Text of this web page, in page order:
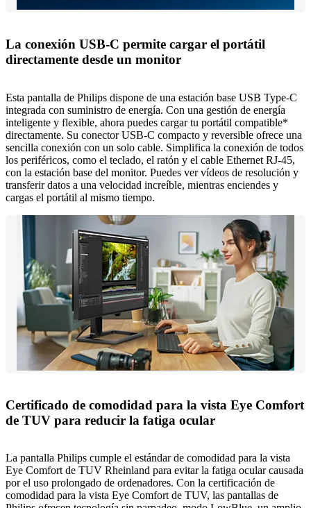
La conexión USB-C permite cargar el portátil
directamente desde un monitor
Esta pantalla de Philips dispone de una estación base USB Type-C
integrada con suministro de energía. Con una gestión de energía
inteligente y flexible, ahora puedes cargar tu portátil compatible*
directamente. Su conector USB-C compacto y reversible ofrece una
sencilla conexión con un solo cable. Simplifica la conexión de todos
los periféricos, como el teclado, el ratón y el cable Ethernet RJ-45,
con la estación base del monitor. Puedes ver vídeos de resolución y
transferir datos a una velocidad increíble, mientras enciendes y
cargas el portátil al mismo tiempo.
Certificado de comodidad para la vista Eye Comfort
de TUV para reducir la fatiga ocular
La pantalla Philips cumple el estándar de comodidad para la vista
Eye Comfort de TUV Rheinland para evitar la fatiga ocular causada
por el uso prolongado de ordenadores. Con la certificación de
comodidad para la vista Eye Comfort de TUV, las pantallas de